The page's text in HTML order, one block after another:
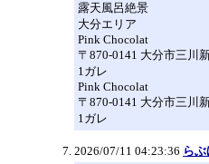
露天風呂絶景
大分エリア
Pink Chocolat
〒870-0141 大分市三川
1ガレ
Pink Chocolat
〒870-0141 大分市三川
1ガレ
2026/07/11 04:23:36 ら